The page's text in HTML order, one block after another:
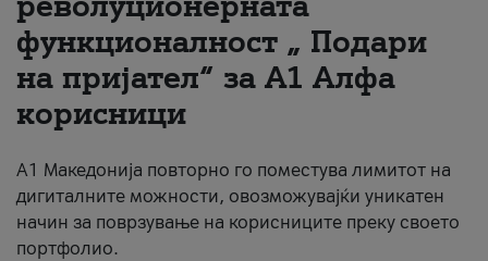
За нас
#ПодобарОнлајн
функционалност „ Подари
на пријател“ за А1 Алфа
корисници
А1 Македонија повторно го поместува лимитот на
дигиталните можности, овозможувајќи уникатен
начин за поврзување на корисниците преку своето
портфолио.